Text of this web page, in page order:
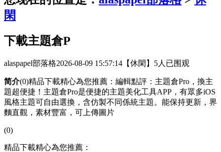
閑
下載主題倉P
alaspapel部落格2026-08-09 15:57:14 【休閑】 5人已围观
简介(0)精品下載精心為您推薦：編輯點評：主題倉Pro，換主
題超便捷！主題倉Pro是便捷的主題美化工具APP，有眾多iOS
風格主題可自由選換，含仿製不同係統主題。能保持更新，界
麵直觀，素材豐富，可上傳圖片
(0)
精品下載精心為您推薦：